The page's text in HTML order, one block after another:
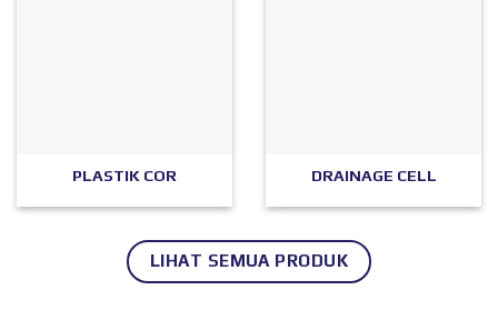
PLASTIK COR DRAINAGE CELL
LIHAT SEMUA PRODUK